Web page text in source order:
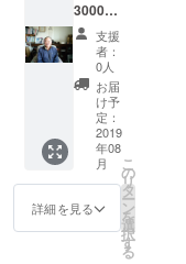
3000円
未満ご
協力い
ただい
た方に
は、お
礼メー
ルをさ
せて頂
きま
す。
支援
者：
0人
お届
け予
定：
2019
年08
月
詳細を見る
こ
の
リ
タ
ー
ン
を
選
択
す
る